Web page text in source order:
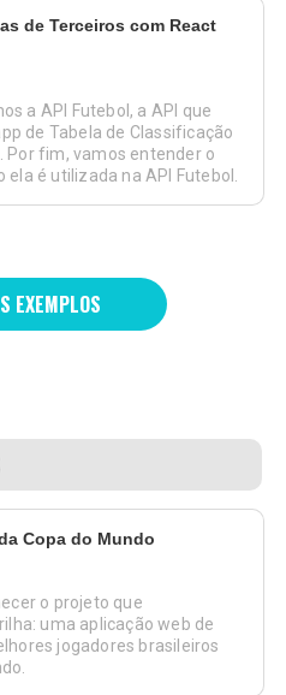
de Terceiros com React
a API Futebol, a API que
de Tabela de Classificação
Por fim, vamos entender o
é utilizada na API Futebol.
EXEMPLOS
Copa do Mundo
o projeto que
uma aplicação web de
jogadores brasileiros